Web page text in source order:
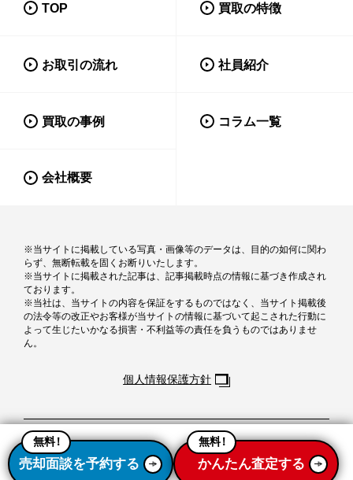
TOP 買取の特徴
お取引の流れ 社員紹介
買取の事例 コラム一覧
会社概要
※当サイトに掲載している写真・画像等のデータは、目的の如何に関わ
らず、無断転載を固くお断りいたします。
※当サイトに掲載された記事は、記事掲載時点の情報に基づき作成され
ております。
※当社は、当サイトの内容を保証をするものではなく、当サイト掲載後
の法令等の改正やお客様が当サイトの情報に基づいて起こされた行動に
よって生じたいかなる損害・不利益等の責任を負うものではありませ
ん。
個人情報保護方針
Copyright © Open House Development Co.,Ltd. All rights reserved.
無料！
売却面談を予約する
無料！
かんたん査定する